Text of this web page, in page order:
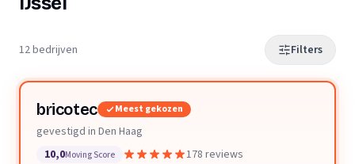
12 bedrijven Filters
bricotec Meest gekozen
gevestigd in Den Haag
10,0Moving Score 178 reviews